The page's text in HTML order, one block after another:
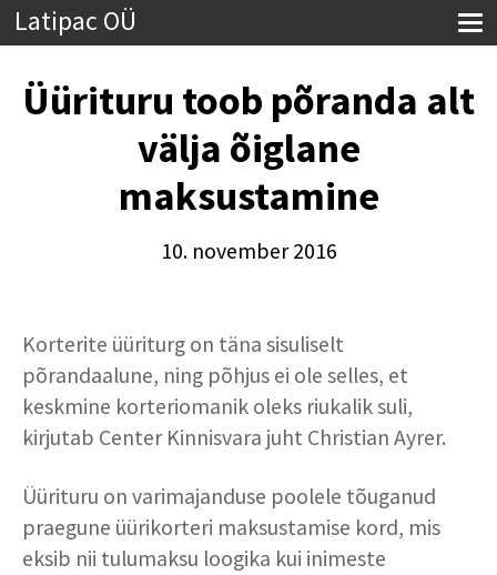
Latipac OÜ
Üürituru toob põranda alt
välja õiglane
maksustamine
10. november 2016
Korterite üüriturg on täna sisuliselt
põrandaalune, ning põhjus ei ole selles, et
keskmine korteriomanik oleks riukalik suli,
kirjutab Center Kinnisvara juht Christian Ayrer.
Üürituru on varimajanduse poolele tõuganud
praegune üürikorteri maksustamise kord, mis
eksib nii tulumaksu loogika kui inimeste